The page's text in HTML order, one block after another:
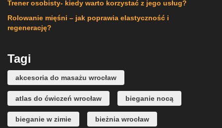
Trener osobisty- kiedy warto korzystać z jego usług?
Rolowanie mięśni – jak poprawia elastyczność i
regenerację?
Tagi
akcesoria do masażu wrocław
atlas do ćwiczeń wrocław bieganie nocą
bieganie w zimie bieżnia wrocław